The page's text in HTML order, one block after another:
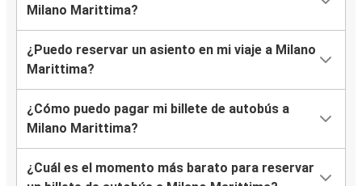
Milano Marittima?
¿Puedo reservar un asiento en mi viaje a Milano
Marittima?
¿Cómo puedo pagar mi billete de autobús a
Milano Marittima?
¿Cuál es el momento más barato para reservar